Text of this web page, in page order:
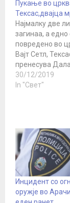
Пукање во
Тексас,двајца
Најмалку две
загинаа, а едно
повредено во
Вајт Сетл,
пренесува
Две лица
лице место
https://
lyNews/status/
25234681860
Портпаролот на
служба, Мајк
изјави дека
30/12/2019
In "Свет"
Инцидент со
оружје во